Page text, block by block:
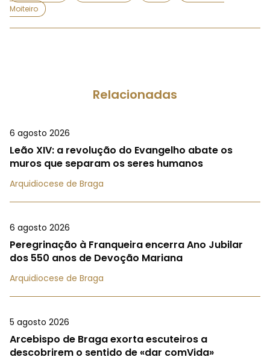
Moiteiro
Relacionadas
6 agosto 2026
Leão XIV: a revolução do Evangelho abate os
muros que separam os seres humanos
Arquidiocese de Braga
6 agosto 2026
Peregrinação à Franqueira encerra Ano Jubilar
dos 550 anos de Devoção Mariana
Arquidiocese de Braga
5 agosto 2026
Arcebispo de Braga exorta escuteiros a
descobrirem o sentido de «dar comVida»